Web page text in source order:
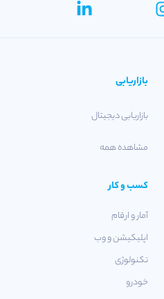
بازاریابی
بازاریابی دیجیتال
مشاهده همه
کسب و کار
آمار و ارقام
اپلیکیشن و وب
تکنولوژی
خودرو